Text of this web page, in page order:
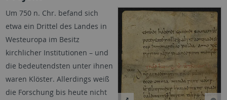
Um 750 n. Chr. befand sich
etwa ein Drittel des Landes in
Westeuropa im Besitz
kirchlicher Institutionen – und
die bedeutendsten unter ihnen
waren Klöster. Allerdings weiß
die Forschung bis heute nicht